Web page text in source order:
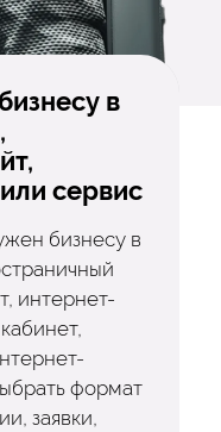
в
сервис
бизнесу в
интернет-
формат
заявки,